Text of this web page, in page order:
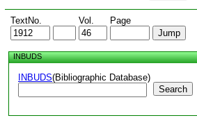
TextNo. Vol. Page
INBUDS
INBUDS(Bibliographic Database)
Search